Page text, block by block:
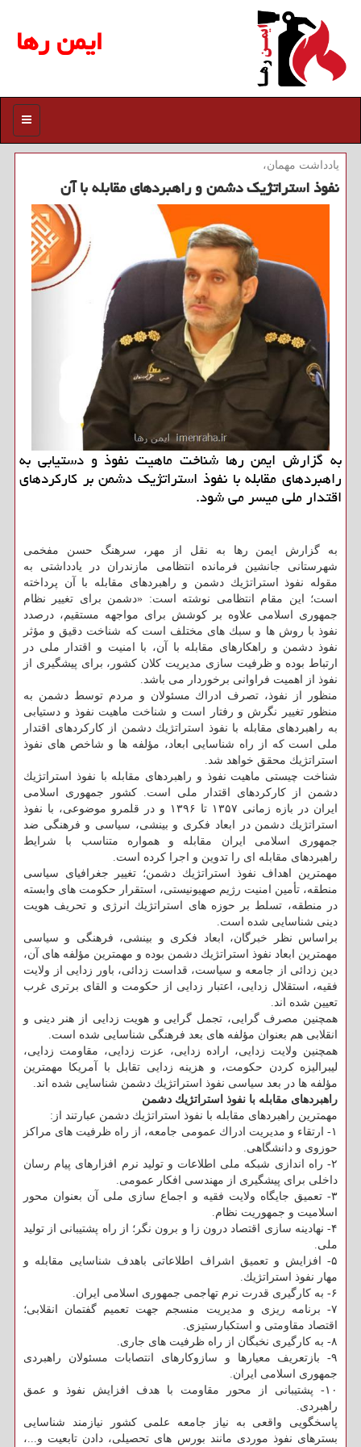
ایمن رها
منو
یادداشت مهمان،
نفوذ استراتژیك دشمن و راهبردهای مقابله با آن
به گزارش ایمن رها شناخت ماهیت نفوذ و دستیابی به
راهبردهای مقابله با نفوذ استراتژیك دشمن بر كاركردهای
اقتدار ملی میسر می شود.
به گزارش ایمن رها به نقل از مهر، سرهنگ حسن مفخمی
شهرستانی جانشین فرمانده انتظامی مازندران در یادداشتی به
مقوله نفوذ استراتژیك دشمن و راهبردهای مقابله با آن پرداخته
است؛ این مقام انتظامی نوشته است: «دشمن برای تغییر نظام
جمهوری اسلامی علاوه بر كوشش برای مواجهه مستقیم، درصدد
نفوذ با روش ها و سبك های مختلف است كه شناخت دقیق و مؤثر
نفوذ دشمن و راهكارهای مقابله با آن، با امنیت و اقتدار ملی در
ارتباط بوده و ظرفیت­ سازی مدیریت كلان كشور، برای پیشگیری از
نفوذ از اهمیت فراوانی برخوردار می باشد.
منظور از نفوذ، تصرف ادراك مسئولان و مردم توسط دشمن به
منظور تغییر نگرش و رفتار است و شناخت ماهیت نفوذ و دستیابی
به راهبردهای مقابله با نفوذ استراتژیك دشمن از كاركردهای اقتدار
ملی است كه از راه شناسایی ابعاد، مؤلفه ها و شاخص ­های نفوذ
استراتژیك محقق خواهد شد.
شناخت چیستی ماهیت نفوذ و راهبردهای مقابله با نفوذ استراتژیك
دشمن از كاركردهای اقتدار ملی است. كشور جمهوری اسلامی
ایران در بازه زمانی ۱۳۵۷ تا ۱۳۹۶ و در قلمرو موضوعی، با نفوذ
استراتژیك دشمن در ابعاد فكری و بینشی، سیاسی و فرهنگی ضد
جمهوری اسلامی ایران مقابله و همواره متناسب با شرایط
راهبردهای مقابله ای را تدوین و اجرا كرده است.
مهمترین اهداف نفوذ استراتژیك دشمن؛ تغییر جغرافیای سیاسی
منطقه، تأمین امنیت رژیم صهیونیستی، استقرار حكومت های وابسته
در منطقه، تسلط بر حوزه­ های استراتژیك انرژی و تحریف هویت
دینی شناسایی شده است.
براساس نظر خبرگان، ابعاد فكری و بینشی، فرهنگی و سیاسی
مهمترین ابعاد نفوذ استراتژیك دشمن بوده و مهمترین مؤلفه های آن،
دین زدائی از جامعه و سیاست، قداست زدائی، باور زدایی از ولایت
فقیه، استقلال زدایی، اعتبار زدایی از حكومت و القای برتری غرب
تعیین شده اند.
همچنین مصرف گرایی، تجمل گرایی و هویت زدایی از هنر دینی و
انقلابی هم بعنوان مؤلفه های بعد فرهنگی شناسایی شده است.
همچنین ولایت زدایی، اراده زدایی، عزت زدایی، مقاومت زدایی،
لیبرالیزه كردن حكومت، و هزینه زدایی تقابل با آمریكا مهمترین
مؤلفه ها در بعد سیاسی نفوذ استراتژیك دشمن شناسایی شده اند.
راهبردهای مقابله با نفوذ استراتژیك دشمن
مهمترین راهبردهای مقابله با نفوذ استراتژیك دشمن عبارتند از:
۱- ارتقاء و مدیریت ادراك عمومی جامعه، از راه ظرفیت های مراكز
حوزوی و دانشگاهی.
۲- راه اندازی شبكه ملی اطلاعات و تولید نرم ­افزارهای پیام رسان
داخلی برای پیشگیری از مهندسی افكار عمومی.
۳- تعمیق جایگاه ولایت فقیه و اجماع سازی ملی آن بعنوان محور
اسلامیت و جمهوریت نظام.
۴- نهادینه سازی اقتصاد درون زا و برون نگر؛ از راه پشتیبانی از تولید
ملی.
۵- افزایش و تعمیق اشراف اطلاعاتی باهدف شناسایی مقابله و
مهار نفوذ استراتژیك.
۶- به كارگیری قدرت نرم تهاجمی جمهوری اسلامی ایران.
۷- برنامه ریزی و مدیریت منسجم جهت تعمیم گفتمان انقلابی؛
اقتصاد مقاومتی و استكبارستیزی.
۸- به كارگیری نخبگان از راه ظرفیت های جاری.
۹- بازتعریف معیارها و سازوكارهای انتصابات مسئولان راهبردی
جمهوری اسلامی ایران.
۱۰- پشتیبانی از محور مقاومت با هدف افزایش نفوذ و عمق
راهبردی.
پاسخگویی واقعی به نیاز جامعه علمی كشور نیازمند شناسایی
بسترهای نفوذ موردی مانند بورس های تحصیلی، دادن تابعیت و...،